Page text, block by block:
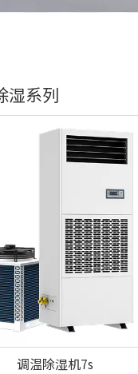
湿系列
调温除湿机7s